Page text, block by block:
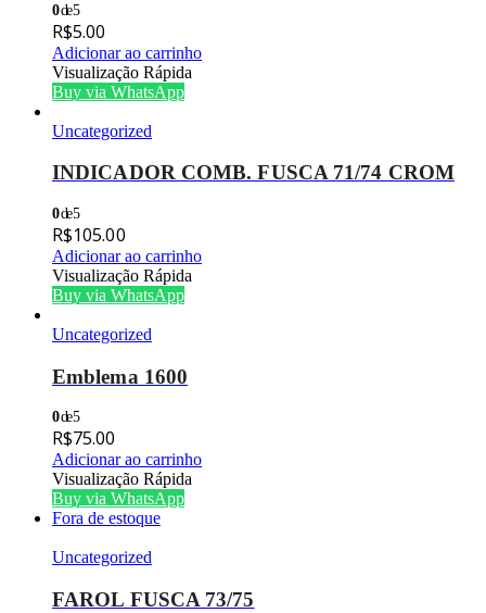
0de 5
R$5.00
Adicionar ao carrinho
Visualização Rápida
Buy via WhatsApp
Uncategorized
INDICADOR COMB. FUSCA 71/74 CROM
0de 5
R$105.00
Adicionar ao carrinho
Visualização Rápida
Buy via WhatsApp
Uncategorized
Emblema 1600
0de 5
R$75.00
Adicionar ao carrinho
Visualização Rápida
Buy via WhatsApp
Fora de estoque
Uncategorized
FAROL FUSCA 73/75